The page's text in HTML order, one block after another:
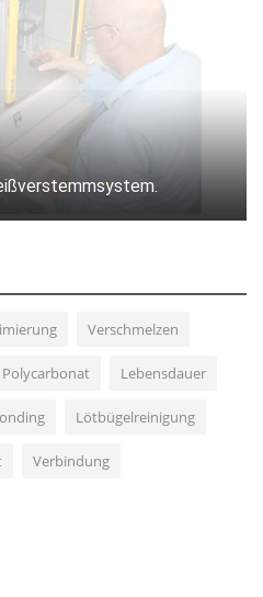
Verschmelzen
Polycarbonat Lebensdauer
Lötbügelreinigung
Verbindung